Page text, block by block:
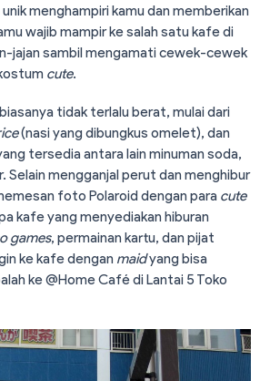
menghampiri kamu dan memberikan
wajib mampir ke salah satu kafe di
jajan sambil mengamati cewek-cewek
cute.
tidak terlalu berat, mulai dari
(nasi yang dibungkus omelet), dan
tersedia antara lain minuman soda,
Selain mengganjal perut dan menghibur
foto Polaroid dengan para cute
kafe yang menyediakan hiburan
games, permainan kartu, dan pijat
ke kafe dengan maidyang bisa
ke @Home Café di Lantai 5 Toko